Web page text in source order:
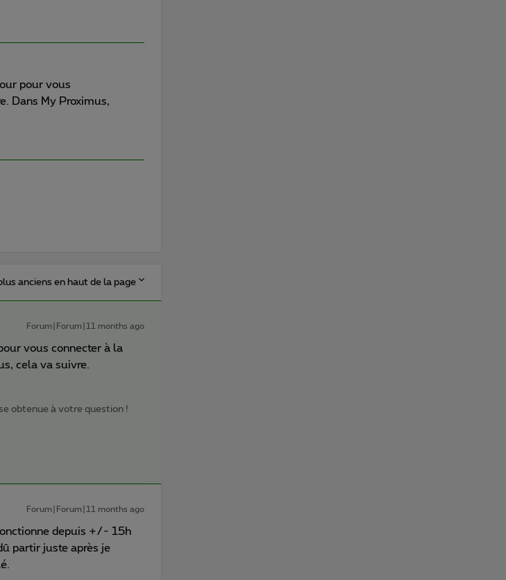
pour vous
Dans My Proximus,
anciens en haut de la page
Forum|Forum|11 months ago
vous connecter à la
cela va suivre.
obtenue à votre question !
Forum|Forum|11 months ago
depuis +/- 15h
partir juste après je